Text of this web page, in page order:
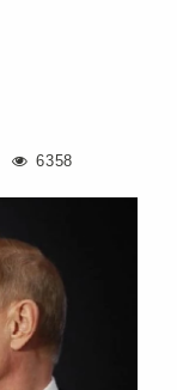
6358